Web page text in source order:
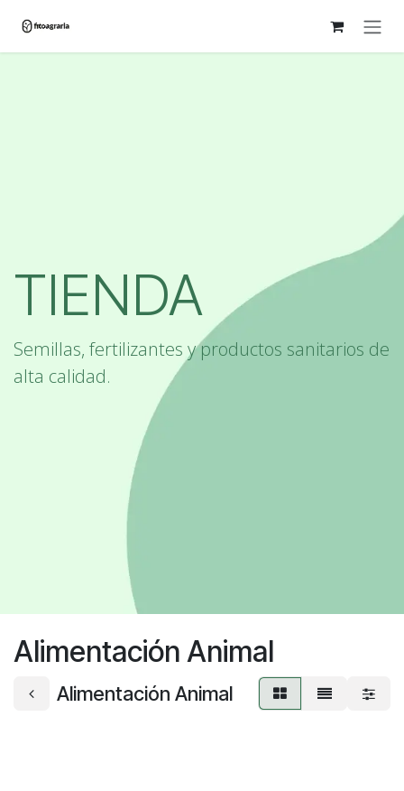
TIENDA
Semillas, fertilizantes y productos sanitarios de
alta calidad.
Alimentación Animal
Alimentación Animal